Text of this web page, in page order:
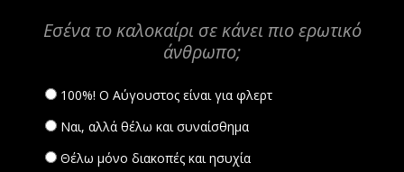
Εσένα το καλοκαίρι σε κάνει πιο ερωτικό
άνθρωπο;
100%! Ο Αύγουστος είναι για φλερτ
Ναι, αλλά θέλω και συναίσθημα
Θέλω μόνο διακοπές και ησυχία